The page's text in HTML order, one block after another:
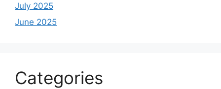
July 2025
June 2025
Categories